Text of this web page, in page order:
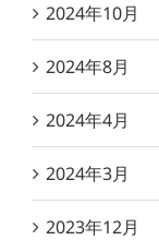
2024年10月
2024年8月
2024年4月
2024年3月
2023年12月